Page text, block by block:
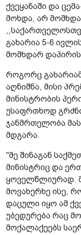
ქვეყანაში და
მოხდა, არ
გახარია 5-6
მომხდარ
როგორც
აღნიშნა, მისი
მინისტრობის
უსაფრთხოდ
ჯანმრთელობა
მდგარა.
"მე შინაგან
მინისტრიც და
ყოველწლიურად.
მოვახერხე ისე,
დაცული იყო ამ
უბედურება რაც
მოქალაქეებს